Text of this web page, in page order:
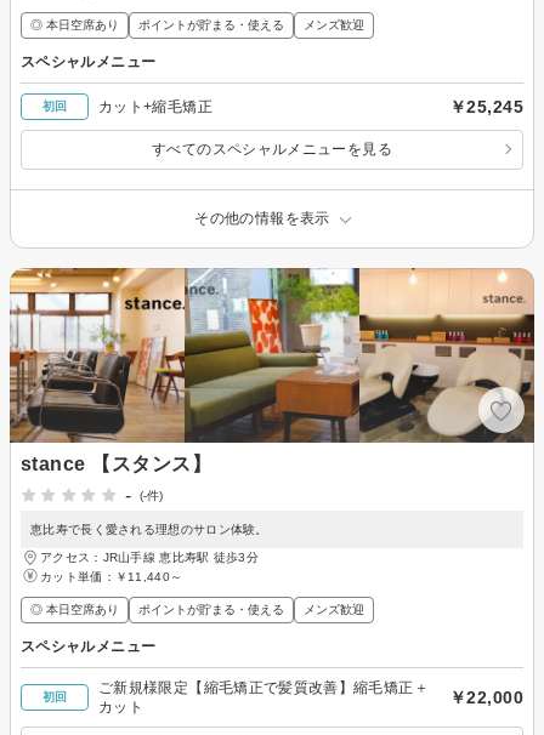
◎ 本日空席あり ポイントが貯まる・使える メンズ歓迎
スペシャルメニュー
初回 カット+縮毛矯正 ￥25,245
すべてのスペシャルメニューを見る
その他の情報を表示
stance 【スタンス】
-
(-件)
恵比寿で長く愛される理想のサロン体験。
アクセス：JR山手線 恵比寿駅 徒歩3分
カット単価： ￥11,440～
◎ 本日空席あり ポイントが貯まる・使える メンズ歓迎
スペシャルメニュー
初回
ご新規様限定【縮毛矯正で髪質改善】縮毛矯正＋
カット
￥22,000